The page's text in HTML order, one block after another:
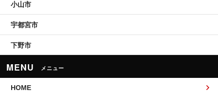
小山市
宇都宮市
下野市
MENU メニュー
HOME